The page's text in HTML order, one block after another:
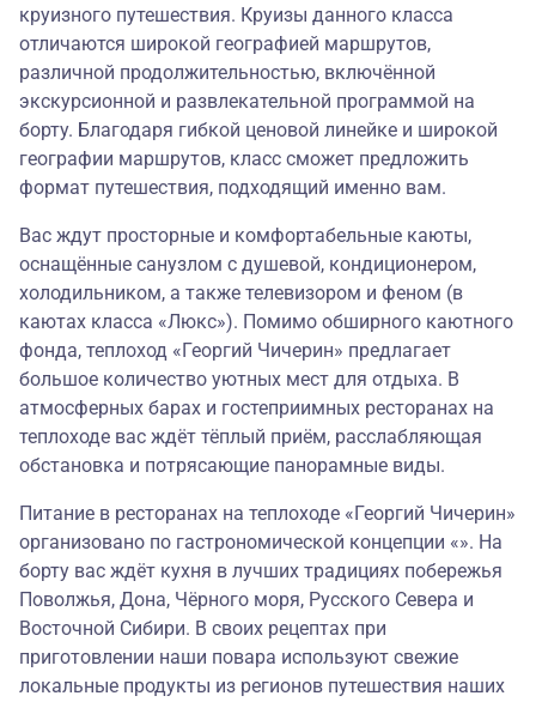
круизного путешествия. Круизы данного класса
отличаются широкой географией маршрутов,
различной продолжительностью, включённой
экскурсионной и развлекательной программой на
борту. Благодаря гибкой ценовой линейке и широкой
географии маршрутов, класс сможет предложить
формат путешествия, подходящий именно вам.
Вас ждут просторные и комфортабельные каюты,
оснащённые санузлом с душевой, кондиционером,
холодильником, а также телевизором и феном (в
каютах класса «Люкс»). Помимо обширного каютного
фонда, теплоход «Георгий Чичерин» предлагает
большое количество уютных мест для отдыха. В
атмосферных барах и гостеприимных ресторанах на
теплоходе вас ждёт тёплый приём, расслабляющая
обстановка и потрясающие панорамные виды.
Питание в ресторанах на теплоходе «Георгий Чичерин»
организовано по гастрономической концепции «». На
борту вас ждёт кухня в лучших традициях побережья
Поволжья, Дона, Чёрного моря, Русского Севера и
Восточной Сибири. В своих рецептах при
приготовлении наши повара используют свежие
локальные продукты из регионов путешествия наших